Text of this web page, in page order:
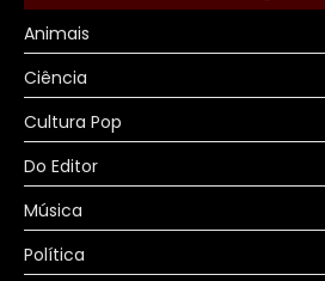
Animais
Ciência
Cultura Pop
Do Editor
Música
Política